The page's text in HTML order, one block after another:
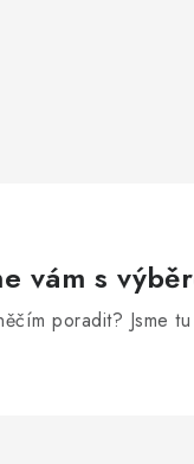
vám s
poradit? Jsme